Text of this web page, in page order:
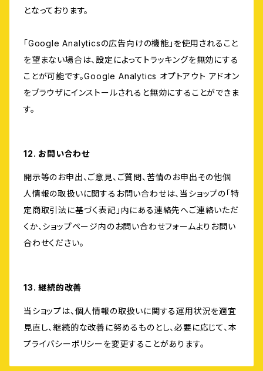
となっております。
「Google Analyticsの広告向けの機能」を使用されること
を望まない場合は、設定によってトラッキングを無効にする
ことが可能です。Google Analytics オプトアウト アドオン
をブラウザにインストールされると無効にすることができま
す。
12. お問い合わせ
開示等のお申出、ご意見、ご質問、苦情のお申出その他個
人情報の取扱いに関するお問い合わせは、当ショップの「特
定商取引法に基づく表記」内にある連絡先へご連絡いただ
くか、ショップページ内のお問い合わせフォームよりお問い
合わせください。
13. 継続的改善
当ショップは、個人情報の取扱いに関する運用状況を適宜
見直し、継続的な改善に努めるものとし、必要に応じて、本
プライバシーポリシーを変更することがあります。